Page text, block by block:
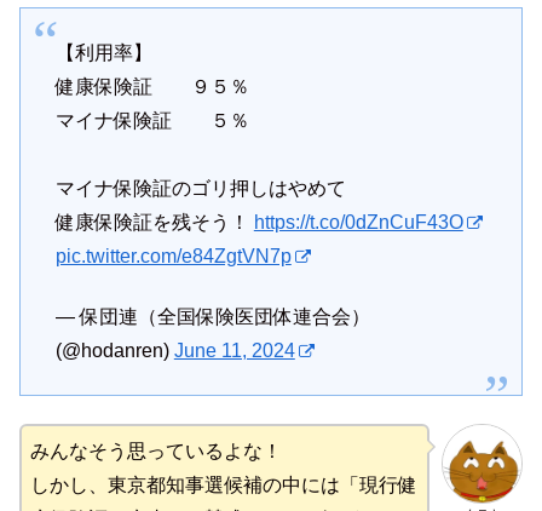
【利用率】
健康保険証 ９５％
マイナ保険証 ５％
マイナ保険証のゴリ押しはやめて
健康保険証を残そう！
https://t.co/0dZnCuF43O
pic.twitter.com/e84ZgtVN7p
— 保団連（全国保険医団体連合会）
(@hodanren) June 11, 2024
みんなそう思っているよな！
しかし、東京都知事選候補の中には「現行健